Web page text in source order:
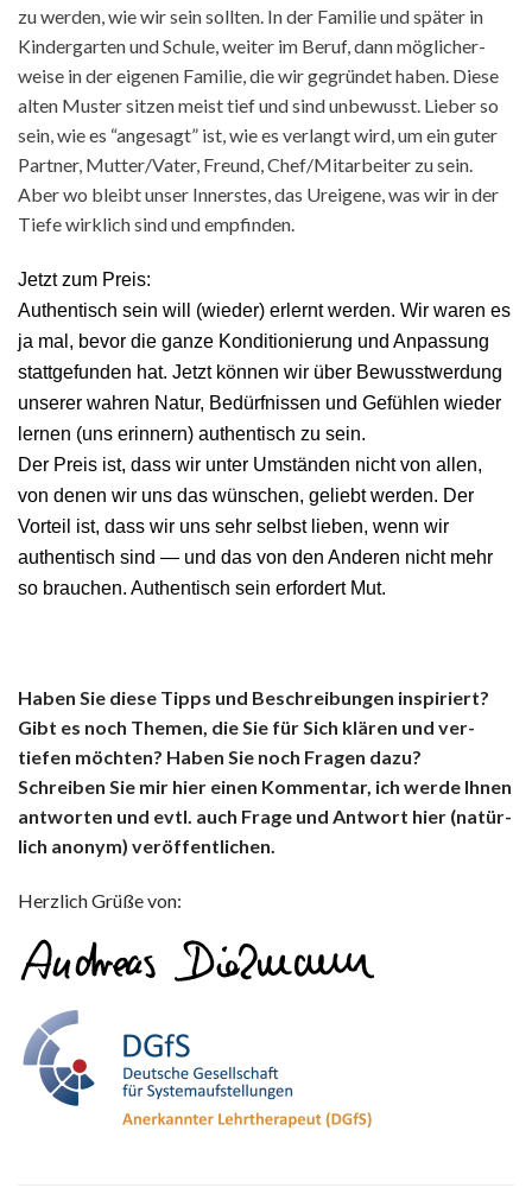
zu wer­den, wie wir sein soll­ten. In der Fam­i­lie und später in
Kinder­garten und Schule, weit­er im Beruf, dann möglicher­
weise in der eige­nen Fam­i­lie, die wir gegrün­det haben. Diese
alten Muster sitzen meist tief und sind unbe­wusst. Lieber so
sein, wie es “ange­sagt” ist, wie es ver­langt wird, um ein guter
Part­ner, Mutter/Vater, Fre­und, Chef/Mitarbeiter zu sein.
Aber wo bleibt unser Inner­stes, das Ure­igene, was wir in der
Tiefe wirk­lich sind und empfinden.
Jet­zt zum Preis:
Authen­tisch sein will (wieder) erlernt wer­den. Wir waren es
ja mal, bevor die ganze Kon­di­tion­ierung und Anpas­sung
stattge­fun­den hat. Jet­zt kön­nen wir über Bewusst­wer­dung
unser­er wahren Natur, Bedürfnis­sen und Gefühlen wieder
ler­nen (uns erin­nern) authen­tisch zu sein.
Der Preis ist, dass wir unter Umstän­den nicht von allen,
von denen wir uns das wün­schen, geliebt wer­den. Der
Vorteil ist, dass wir uns sehr selb­st lieben, wenn wir
authen­tisch sind — und das von den Anderen nicht mehr
so brauchen. Authen­tisch sein erfordert Mut.
Haben Sie diese Tipps und Beschrei­bun­gen inspiri­ert?
Gibt es noch The­men, die Sie für Sich klären und ver­
tiefen möcht­en? Haben Sie noch Fra­gen dazu?
Schreiben Sie mir hier einen Kom­men­tar, ich werde Ihnen
antworten und evtl. auch Frage und Antwort hier (natür­
lich anonym) veröffentlichen.
Her­zlich Grüße von: